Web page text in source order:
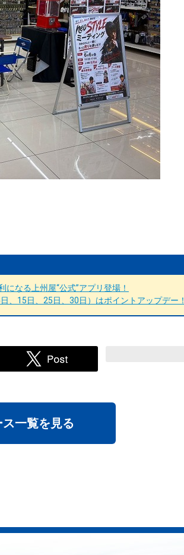
なる上州屋“公式”アプリ登場！
、15日、25日、30日）はポイントアップデー！
一覧を見る